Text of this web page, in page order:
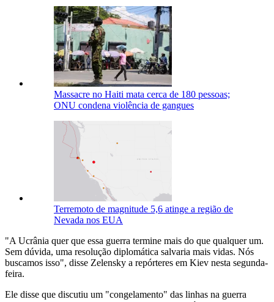
Massacre no Haiti mata cerca de 180 pessoas;
ONU condena violência de gangues
Terremoto de magnitude 5,6 atinge a região de
Nevada nos EUA
"A Ucrânia quer que essa guerra termine mais do que qualquer um.
Sem dúvida, uma resolução diplomática salvaria mais vidas. Nós
buscamos isso", disse Zelensky a repórteres em Kiev nesta segunda-
feira.
Ele disse que discutiu um "congelamento" das linhas na guerra